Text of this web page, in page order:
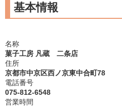
基本情報
名称
菓子工房 凡蔵 二条店
住所
京都市中京区西ノ京東中合町78
電話番号
075-812-6548
営業時間